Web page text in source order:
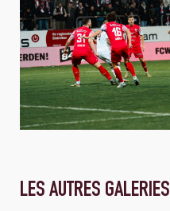
LES AUTRES GALERIES